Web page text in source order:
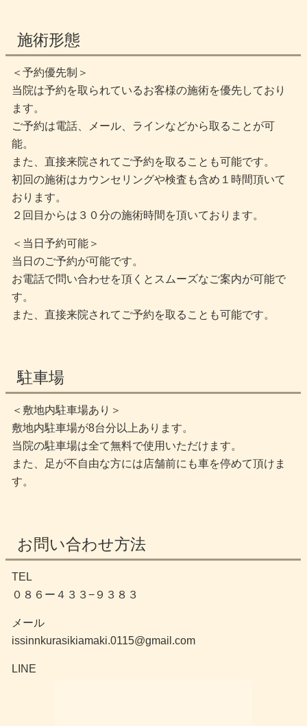
施術形態
＜予約優先制＞
当院は予約を取られているお客様の施術を優先しており
ます。
ご予約は電話、メール、ラインなどから取ることが可
能。
また、直接来院されてご予約を取ることも可能です。
初回の施術はカウンセリングや検査も含め１時間頂いて
おります。
２回目からは３０分の施術時間を頂いております。
＜当日予約可能＞
当日のご予約が可能です。
お電話で問い合わせを頂くとスムーズなご案内が可能で
す。
また、直接来院されてご予約を取ることも可能です。
駐車場
＜敷地内駐車場あり＞
敷地内駐車場が8台分以上あります。
当院の駐車場は全て無料で使用いただけます。
また、足が不自由な方には店舗前にも車を停めて頂けま
す。
お問い合わせ方法
TEL
０８６ー４３３−９３８３
メール
issinnkurasikiamaki.0115@gmail.com
LINE